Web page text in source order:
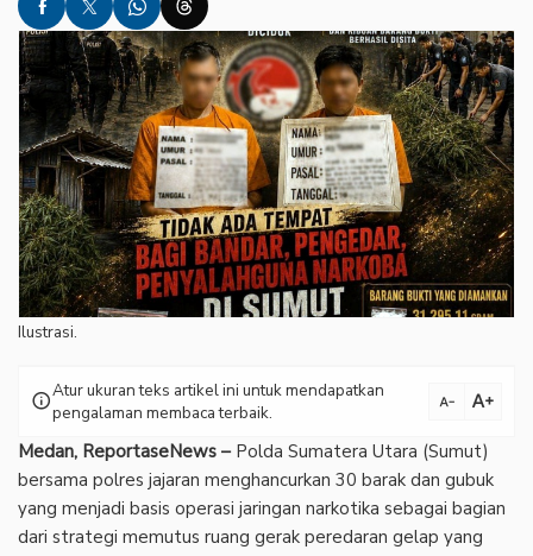
Ilustrasi.
infoAtur ukuran teks artikel ini untuk mendapatkan
pengalaman membaca terbaik.
text_decrease text_increase
Medan, ReportaseNews – Polda Sumatera Utara (Sumut)
bersama polres jajaran menghancurkan 30 barak dan gubuk
yang menjadi basis operasi jaringan narkotika sebagai bagian
dari strategi memutus ruang gerak peredaran gelap yang